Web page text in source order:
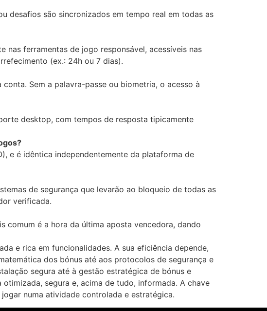
desafios são sincronizados em tempo real em todas as
ferramentas de jogo responsável, acessíveis nas
(ex.: 24h ou 7 dias).
Sem a palavra-passe ou biometria, o acesso à
desktop, com tempos de resposta tipicamente
e é idêntica independentemente da plataforma de
de segurança que levarão ao bloqueio de todas as
verificada.
comum é a hora da última aposta vencedora, dando
e rica em funcionalidades. A sua eficiência depende,
dos bónus até aos protocolos de segurança e
segura até à gestão estratégica de bónus e
segura e, acima de tudo, informada. A chave
numa atividade controlada e estratégica.